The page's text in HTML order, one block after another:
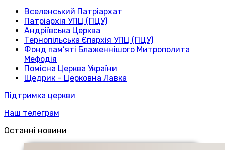
Вселенський Патріархат
Патріархія УПЦ (ПЦУ)
Андріївська Церква
Тернопільська Єпархія УПЦ (ПЦУ)
Фонд пам’яті Блаженнішого Митрополита
Мефодія
Помісна Церква України
Щедрик – Церковна Лавка
Підтримка церкви
Наш телеграм
Останні новини